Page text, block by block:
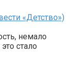
«Детство»)
немало
стало